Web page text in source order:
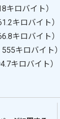
キロバイト）
キロバイト）
キロバイト）
555キロバイト）
キロバイト）